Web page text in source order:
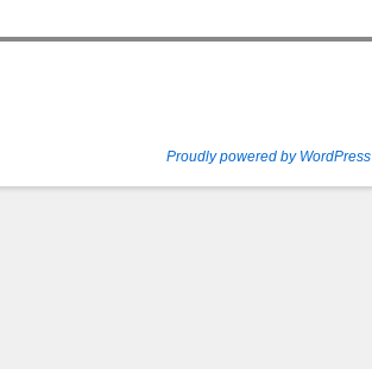
Proudly powered by WordPress